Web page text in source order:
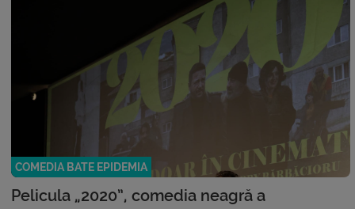
COMEDIA BATE EPIDEMIA
Pelicula „2020”, comedia neagră a